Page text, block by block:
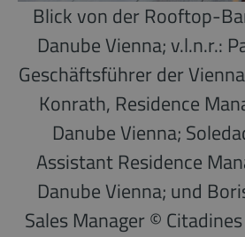
Blick von der Rooftop-
Danube Vienna; v.l.n.r.:
Geschäftsführer der
Konrath, Residence
Danube Vienna;
Assistant Residence
Danube Vienna; und
Sales Manager ©